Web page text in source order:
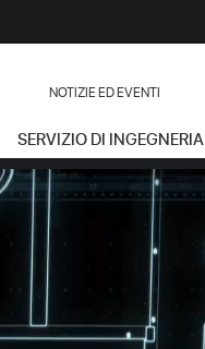
NOTIZIE ED EVENTI
SERVIZIO DI INGEGNERIA